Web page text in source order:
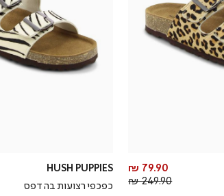
מחיר
מוצר
79.90 ₪
מחיר
249.90 ₪
HUSH PUPPIES
כפכפי רצועות בהדפס